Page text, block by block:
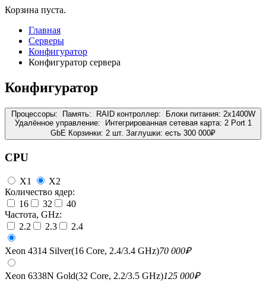
Корзина пуста.
Главная
Серверы
Конфигуратор
Конфигуратор сервера
Конфигуратор
Процессоры: Память: RAID контроллер: Блоки питания: 2x1400W
Удалённое управление:
Интегрированная сетевая карта: 2 Port 1
GbE Корзинки: 2 шт. Заглушки: есть 300 000₽
CPU
X1
X2
Количество ядер:
16
32
40
Частота, GHz:
2.2
2.3 2.4
Xeon 4314 Silver(16 Core, 2.4/3.4 GHz)70 000₽
Xeon 6338N Gold(32 Core, 2.2/3.5 GHz)125 000₽